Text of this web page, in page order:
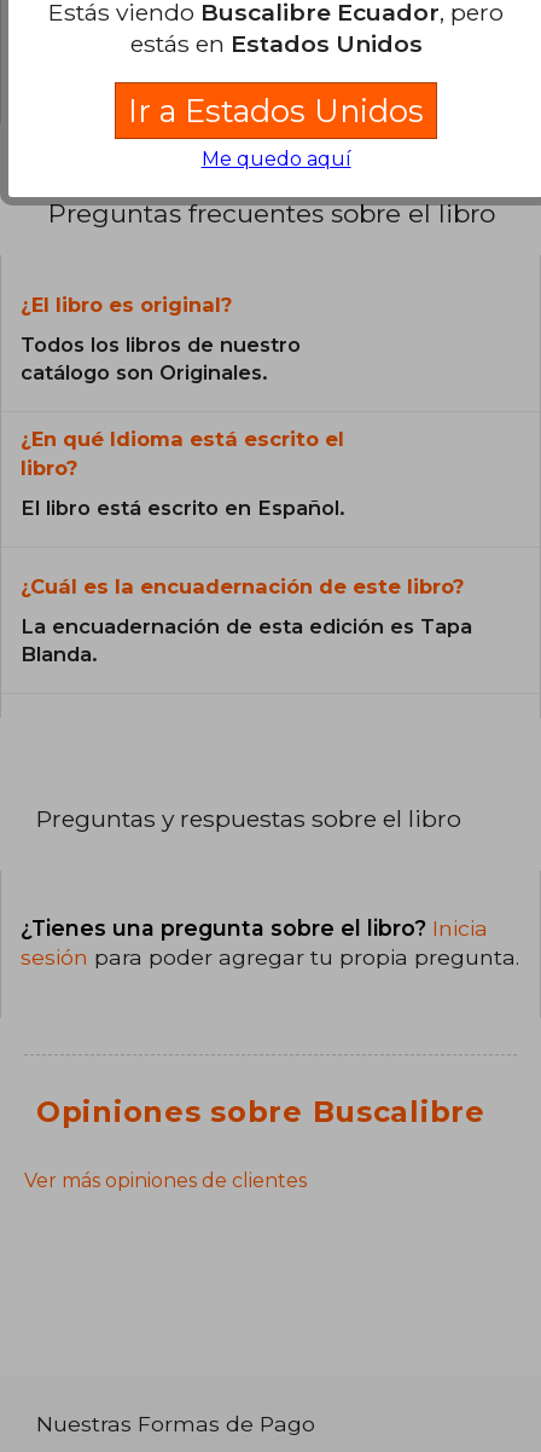
0% (0)
Preguntas frecuentes sobre el libro
¿El libro es original?
Todos los libros de nuestro
catálogo son Originales.
¿En qué Idioma está escrito el
libro?
El libro está escrito en Español.
¿Cuál es la encuadernación de este libro?
La encuadernación de esta edición es Tapa
Blanda.
Preguntas y respuestas sobre el libro
¿Tienes una pregunta sobre el libro? Inicia
sesión para poder agregar tu propia pregunta.
Opiniones sobre Buscalibre
Ver más opiniones de clientes
Nuestras Formas de Pago
Estás viendo Buscalibre Ecuador, pero
estás en Estados Unidos
Ir a Estados Unidos
Me quedo aquí